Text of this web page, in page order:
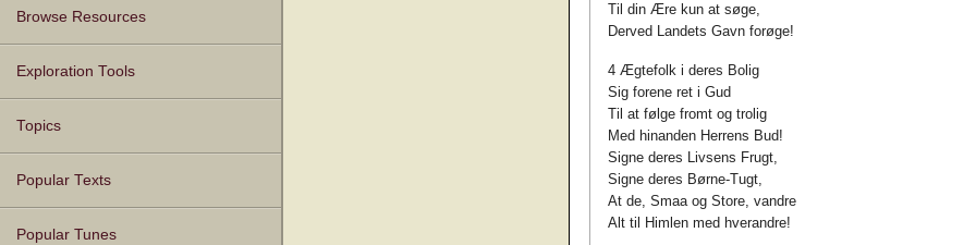
Browse Resources
Texts
Tunes
Instances
People
Hymnals
Exploration Tools
Topics
Popular Texts
Popular Tunes
Til din Ære kun at søge,
Derved Landets Gavn forøge!
4 Ægtefolk i deres Bolig
Sig forene ret i Gud
Til at følge fromt og trolig
Med hinanden Herrens Bud!
Signe deres Livsens Frugt,
Signe deres Børne-Tugt,
At de, Smaa og Store, vandre
Alt til Himlen med hverandre!